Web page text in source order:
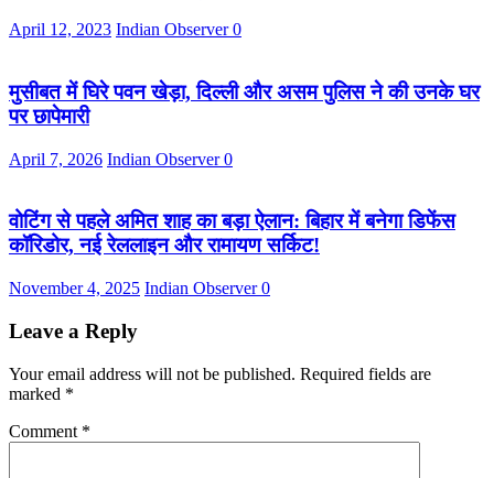
April 12, 2023 Indian Observer0
मुसीबत में घिरे पवन खेड़ा, दिल्ली और असम पुलिस ने की उनके घर
पर छापेमारी
April 7, 2026 Indian Observer0
वोटिंग से पहले अमित शाह का बड़ा ऐलान: बिहार में बनेगा डिफेंस
कॉरिडोर, नई रेललाइन और रामायण सर्किट!
November 4, 2025 Indian Observer0
Leave a Reply
Your email address will not be published. Required fields are
marked *
Comment *